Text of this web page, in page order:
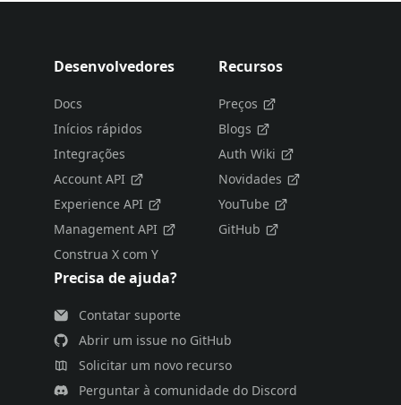
Desenvolvedores
Docs
Inícios rápidos
Integrações
Account API
Experience API
Management API
Construa X com Y
Recursos
Preços
Blogs
Auth Wiki
Novidades
YouTube
GitHub
Precisa de ajuda?
Contatar suporte
Abrir um issue no GitHub
Solicitar um novo recurso
Perguntar à comunidade do Discord